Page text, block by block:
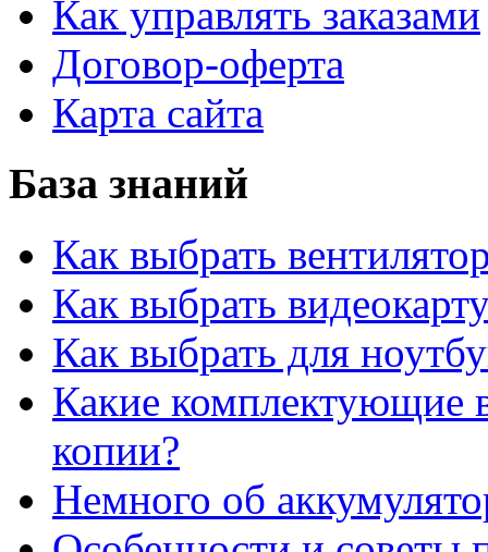
Как управлять заказами
Договор-оферта
Карта сайта
База знаний
Как выбрать
Как выбрать
Как выбрать для
Какие комплектующие
копии?
Немного об